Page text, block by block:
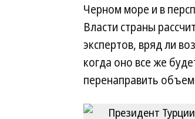
Черном море и в
Власти страны
экспертов, вряд ли
когда оно все же
перенаправить